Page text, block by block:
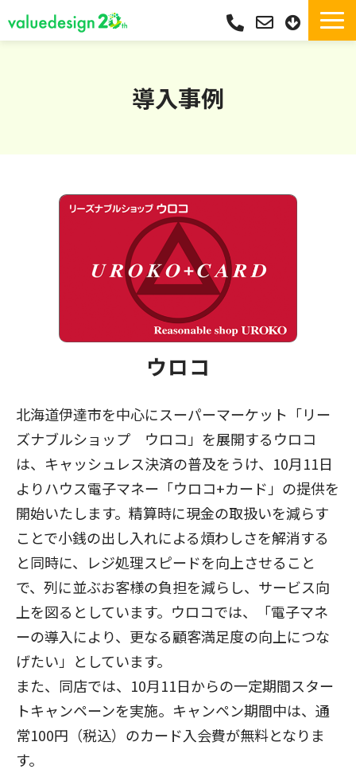
選ばれる理由
サポート
活用シーン
コラム
よくあるご質問
導入事例
ウロコ
北海道伊達市を中心にスーパーマーケット「リー
ズナブルショップ ウロコ」を展開するウロコ
は、キャッシュレス決済の普及をうけ、10月11日
よりハウス電子マネー「ウロコ+カード」の提供を
開始いたします。精算時に現金の取扱いを減らす
ことで小銭の出し入れによる煩わしさを解消する
と同時に、レジ処理スピードを向上させること
で、列に並ぶお客様の負担を減らし、サービス向
上を図るとしています。ウロコでは、「電子マネ
ーの導入により、更なる顧客満足度の向上につな
げたい」としています。
また、同店では、10月11日からの一定期間スター
トキャンペーンを実施。キャンペン期間中は、通
常100円（税込）のカード入会費が無料となりま
す。